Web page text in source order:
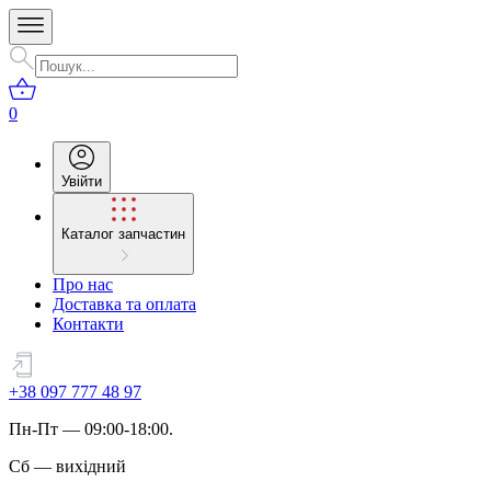
0
Увійти
Каталог запчастин
Про нас
Доставка та оплата
Контакти
+38 097 777 48 97
Пн-Пт — 09:00-18:00.
Сб — вихідний